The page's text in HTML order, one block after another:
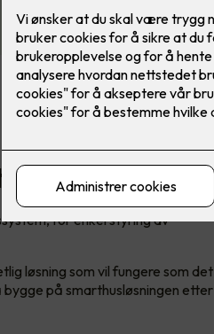
av boligen
for enkel styring av
løsning som vil fungere som det
på smarthusløsningen etter